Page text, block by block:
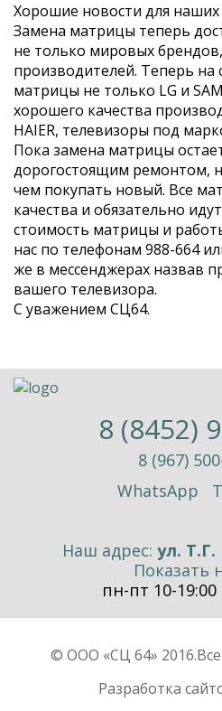
Хорошие новости для
Замена матрицы теперь
не только мировых
производителей. Теперь на
матрицы не только LG и
хорошего качества
HAIER, телевизоры под
Пока замена матрицы
дорогостоящим ремонтом,
чем покупать новый. Все
качества и обязательно
стоимость матрицы и
нас по телефонам 988-664
же в мессенджерах назвав
вашего телевизора.
С уважением СЦ64.
8 (8452)
8 (967)
WhatsApp
Наш адрес: ул.
Показать
пн-пт 10-
© ООО «СЦ 64» 2016.
Разработка